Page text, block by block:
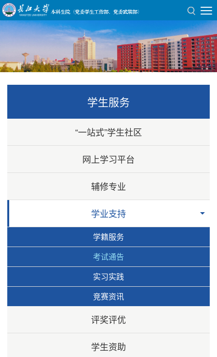
学生服务
“一站式”学生社区
网上学习平台
辅修专业
学业支持
学籍服务
考试通告
实习实践
竞赛资讯
评奖评优
学生资助